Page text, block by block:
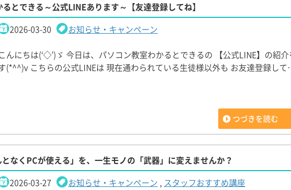
とできる～公式LINEあります～【友達登録してね】
2026-03-30
お知らせ・キャンペーン
こんにちは(‘◇’)ゞ 今日は、パソコン教室わかるとできるの 【公式LINE】の紹介
(*^^)v こちらの公式LINEは 現在通わられている生徒様以外も お友達登録し
つづきを読む
なくPCが使える」を、一生モノの「武器」に変えませんか？
2026-03-27
お知らせ・キャンペーン , スタッフおすすめ講座